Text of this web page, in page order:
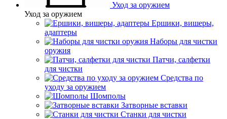
Уход за оружием
Уход за оружием
Ершики, вишеры,
адаптеры
Наборы для чистки
оружия
Патчи, салфетки
для чистки
Средства по
уходу за оружием
Шомполы
Затворные вставки
Станки для чистки